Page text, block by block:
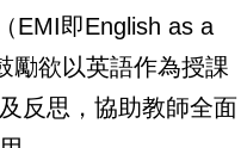
EMI即English as a
勵欲以英語作為授課
反思，協助教師全面